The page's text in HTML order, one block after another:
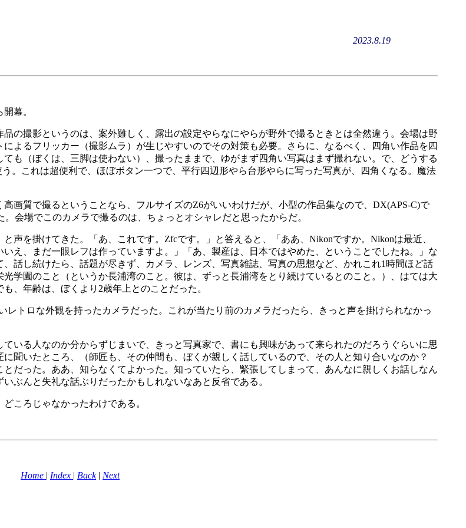
」
2023.8.19
幕。
の撮影というのは、案外難しく、露出の設定やらなにやらが野外で撮るときとは全然違う。会場は野
よるフリッカー（撮影ムラ）が生じやすいのでその対策も必要。さらに、なるべく、四角い作品を四
も（ぼくは、三脚は使わない）、撮ったままで、ゆがまず四角い写真はまず撮れない。で、どうする
。これは超便利で、ほぼボタン一つで、平行四辺形やら台形やらに写った写真が、四角くなる。魔法
画質で撮るということなら、フルサイズのZ6がいいわけだが、小型の作品集なので、DX(APS-C)で
会場でこのカメラで撮るのは、ちょっとオシャレだと思ったからだ。
を掛けてきた。「あ、これです。Zfcです。」と答えると、「ああ、Nikonですか。Nikonは最近、
え、まだ一眼レフは作っていますよ。」「あ、製産は、日本ではやめた、ということでしたね。」な
話し続けたら、話題が尽きず、カメラ、レンズ、写真雑誌、写真の思想など、かれこれ1時間ほど話
学園のこと（というか長浦湾のこと。彼は、ずっと長浦湾をとり続けているとのこと。）、はては大
、年齢は、ぼくより2歳年上とのことだった。
トロな外観を持ったカメラだった。これが当たり前のカメラだったら、きっと声を掛けられなかっ
いる人なのか分からずじまいで、きっと写真家で、書にも興味があって来られたのだろうぐらいに思
聞いたところ、（師匠も、その仲間も、ぼくが親しく話しているので、その人と知り合いなのか？
だった。ああ、知らなくてよかった。知っていたら、緊張してしまって、あんなに親しくお話しなん
ぶんと失礼な話ぶりだったかもしれないなあと反省である。
ころじゃなかったわけである。
Home | Index | Back | Next